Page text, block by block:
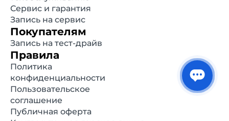
Сервис и гарантия
Запись на сервис
Покупателям
Запись на тест-драйв
Правила
Политика
конфиденциальности
Пользовательское
соглашение
Публичная оферта